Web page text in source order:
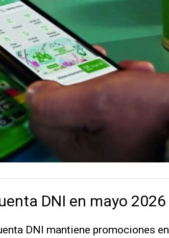
DNI en mayo 2026
DNI mantiene promociones en